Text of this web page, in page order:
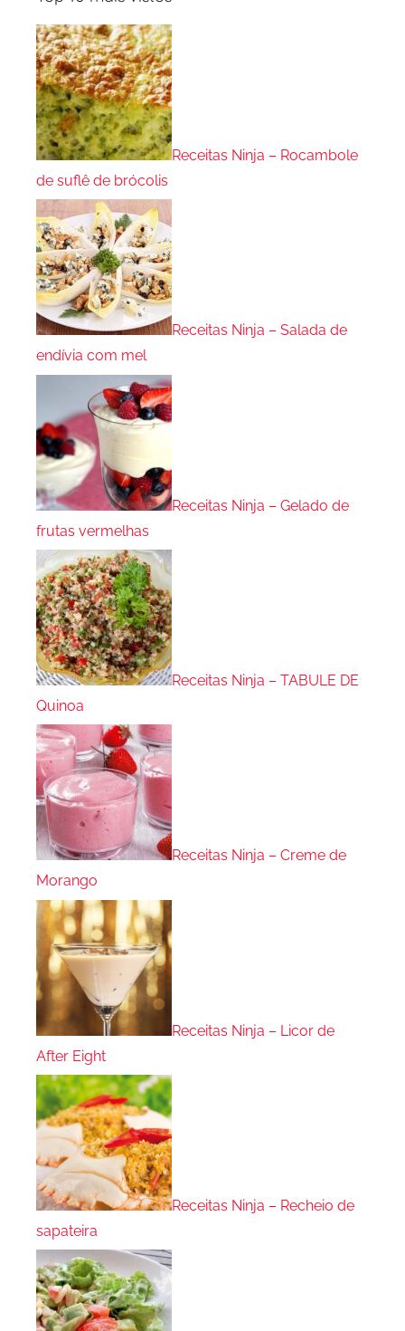
Receitas Ninja – Rocambole
de suflê de brócolis
Receitas Ninja – Salada de
endívia com mel
Receitas Ninja – Gelado de
frutas vermelhas
Receitas Ninja – TABULE DE
Quinoa
Receitas Ninja – Creme de
Morango
Receitas Ninja – Licor de
After Eight
Receitas Ninja – Recheio de
sapateira